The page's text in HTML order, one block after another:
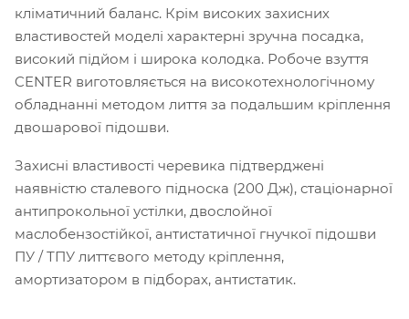
кліматичний баланс. Крім високих захисних
властивостей моделі характерні зручна посадка,
високий підйом і широка колодка. Робоче взуття
CENTER виготовляється на високотехнологічному
обладнанні методом лиття за подальшим кріплення
двошарової підошви.
Захисні властивості черевика підтверджені
наявністю сталевого підноска (200 Дж), стаціонарної
антипрокольної устілки, двослойної
маслобензостійкої, антистатичної гнучкої підошви
ПУ / ТПУ литтєвого методу кріплення,
амортизатором в підборах, антистатик.